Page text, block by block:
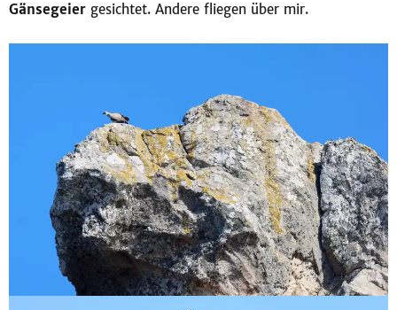
Gänsegeier gesichtet. Andere fliegen über mir.